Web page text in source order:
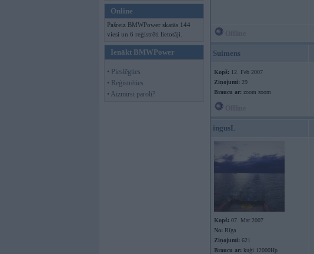
Online
Pašreiz BMWPower skatās 144
viesi un 6 reģistrēti lietotāji.
Ienākt BMWPower
• Pieslēgties
• Reģistrēties
• Aizmirsi paroli?
Suimens
Kopš: 12. Feb 2007
Ziņojumi: 29
Braucu ar: zoom zoom
ingusL
Kopš: 07. Mar 2007
No: Rīga
Ziņojumi: 621
Braucu ar: kuģi 12000Hp